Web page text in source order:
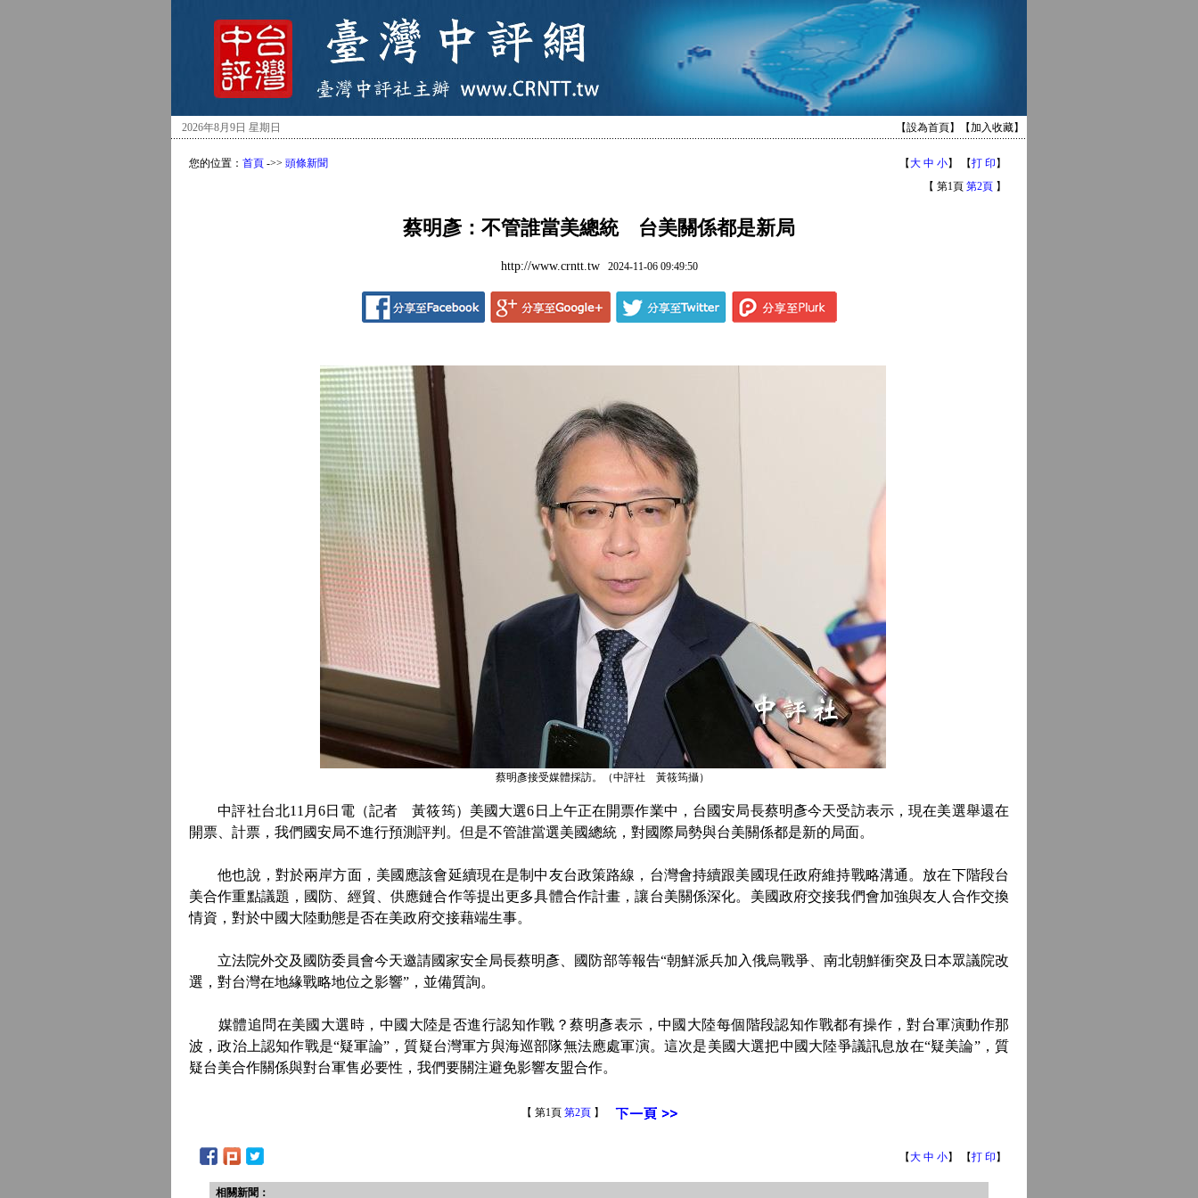
2026年8月9日 星期日 【設為首頁】【加入收藏】
您的位置： 首頁 ->> 頭條新聞 【大 中 小】 【打 印 】
【 第1頁 第2頁 】
蔡明彥：不管誰當美總統 台美關係都是新局
http://www.crntt.tw2024-11-06 09:49:50
蔡明彥接受媒體採訪。（中評社 黃筱筠攝）
中評社台北11月6日電（記者 黃筱筠）美國大選6日上午正在開票作業中，台國安局長蔡明彥今天受訪表示，現在美選舉還在
開票、計票，我們國安局不進行預測評判。但是不管誰當選美國總統，對國際局勢與台美關係都是新的局面。
他也說，對於兩岸方面，美國應該會延續現在是制中友台政策路線，台灣會持續跟美國現任政府維持戰略溝通。放在下階段台
美合作重點議題，國防、經貿、供應鏈合作等提出更多具體合作計畫，讓台美關係深化。美國政府交接我們會加強與友人合作交換
情資，對於中國大陸動態是否在美政府交接藉端生事。
立法院外交及國防委員會今天邀請國家安全局長蔡明彥、國防部等報告“朝鮮派兵加入俄烏戰爭、南北朝鮮衝突及日本眾議院改
選，對台灣在地緣戰略地位之影響”，並備質詢。
媒體追問在美國大選時，中國大陸是否進行認知作戰？蔡明彥表示，中國大陸每個階段認知作戰都有操作，對台軍演動作那
波，政治上認知作戰是“疑軍論”，質疑台灣軍方與海巡部隊無法應處軍演。這次是美國大選把中國大陸爭議訊息放在“疑美論”，質
疑台美合作關係與對台軍售必要性，我們要關注避免影響友盟合作。
【 第1頁 第2頁】
【大 中 小】 【打 印 】
相關新聞：